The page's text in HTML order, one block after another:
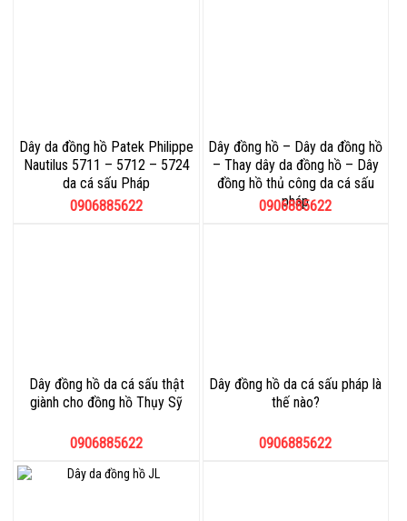
Dây da đồng hồ Patek Philippe
Nautilus 5711 – 5712 – 5724
da cá sấu Pháp
0906885622
Dây đồng hồ – Dây da đồng hồ
– Thay dây da đồng hồ – Dây
đồng hồ thủ công da cá sấu
pháp
0906885622
Dây đồng hồ da cá sấu thật
giành cho đồng hồ Thụy Sỹ
0906885622
Dây đồng hồ da cá sấu pháp là
thế nào?
0906885622